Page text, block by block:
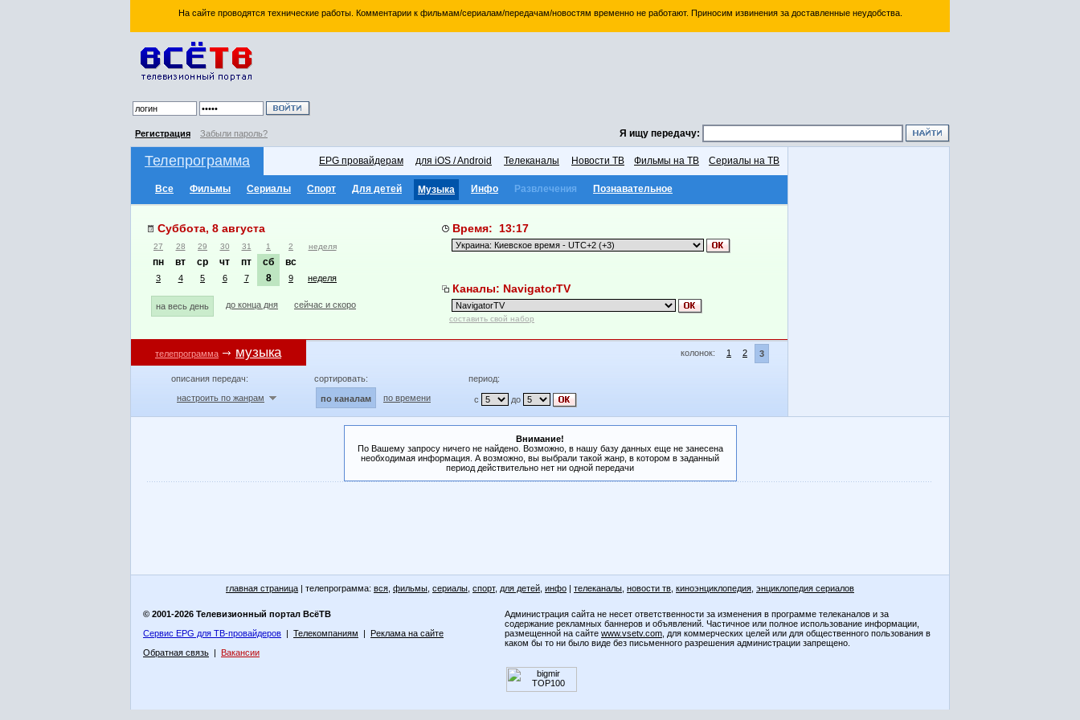
На сайте проводятся технические работы. Комментарии к фильмам/сериалам/передачам/новостям временно не работают. Приносим извинения за доставленные неудобства.
Регистрация Забыли пароль? Я ищу передачу:
Телепрограмма EPG провайдерам для iOS / Android Телеканалы Новости ТВ Фильмы на ТВ Сериалы на ТВ
Все Фильмы Сериалы Спорт Для детей Музыка Инфо Развлечения Познавательное
Суббота, 8 августа
27 28 29 30 31 1 2 неделя
пн вт ср чт пт сб вс
3 4 5 6 7 8 9 неделя
на весь день до конца дня сейчас и скоро
Время: 13:17
Каналы: NavigatorTV
составить свой набор
телепрограмма музыка колонок: 1 2 3
описания передач:
настроить по жанрам
сортировать:
по каналам по времени
период:
с до
Внимание!
По Вашему запросу ничего не найдено. Возможно, в нашу базу данных еще не занесена
необходимая информация. А возможно, вы выбрали такой жанр, в котором в заданный
период действительно нет ни одной передачи
главная страница | телепрограмма: вся фильмы сериалы спорт, для детей инфо | телеканалы новости тв киноэнциклопедия энциклопедия сериалов
© 2001-2026 Телевизионный портал ВсёТВ
Сервис EPG для ТВ-провайдеров | Телекомпаниям | Реклама на сайте
Обратная связь | Вакансии
Администрация сайта не несет ответственности за изменения в программе телеканалов и за
содержание рекламных баннеров и объявлений. Частичное или полное использование информации,
размещенной на сайте www.vsetv.com , для коммерческих целей или для общественного пользования в
каком бы то ни было виде без письменного разрешения администрации запрещено.